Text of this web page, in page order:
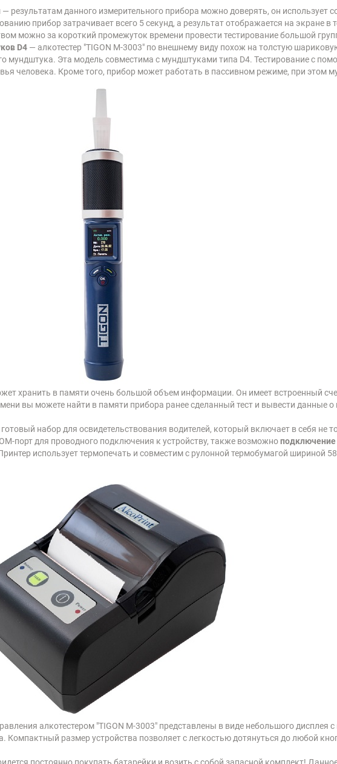
— результатам данного измерительного прибора можно доверять, он использует
прибор затрачивает всего 5 секунд, а результат отображается на экране в
можно за короткий промежуток времени провести тестирование большой
D4 — алкотестер "TIGON М-3003" по внешнему виду похож на толстую
мундштука. Эта модель совместима с мундштуками типа D4. Тестирование с
человека. Кроме того, прибор может работать в пассивном режиме, при этом
хранить в памяти очень большой объем информации. Он имеет встроенный
вы можете найти в памяти прибора ранее сделанный тест и вывести данные о
набор для освидетельствования водителей, который включает в себя не
порт для проводного подключения к устройству, также возможноподключение
использует термопечать и совместим с рулонной термобумагой шириной
алкотестером "TIGON М-3003" представлены в виде небольшого дисплея с
Компактный размер устройства позволяет с легкостью дотянуться до любой
постоянно покупать батарейки и возить с собой запасной комплект!